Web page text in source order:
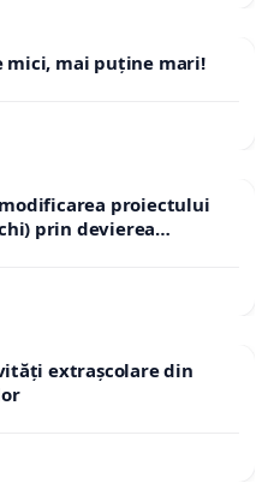
mici, mai puține mari!
proiectului
prin devierea
extrașcolare din